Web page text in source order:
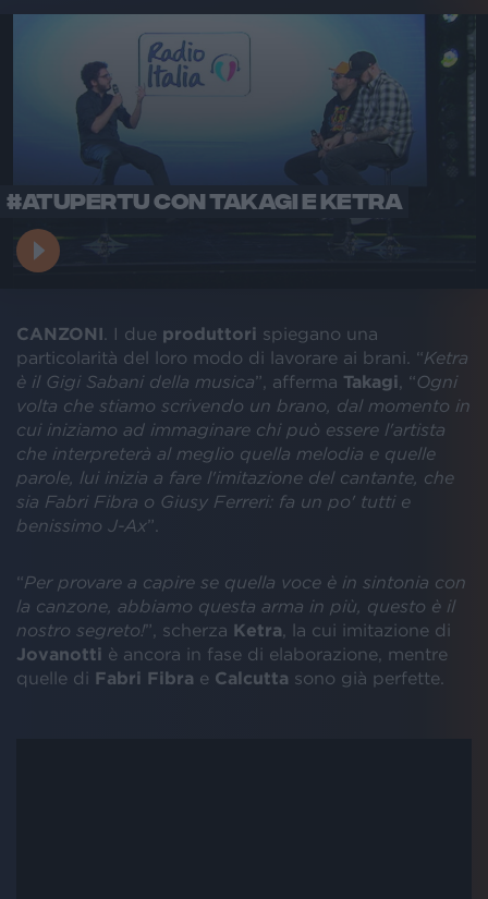
#ATUPERTU CON TAKAGI E KETRA
CANZONI . I due produttori spiegano una
particolarità del loro modo di lavorare ai brani. “Ketra
è il Gigi Sabani della musica”, afferma Takagi , “Ogni
volta che stiamo scrivendo un brano, dal momento in
cui iniziamo ad immaginare chi può essere l'artista
che interpreterà al meglio quella melodia e quelle
parole, lui inizia a fare l'imitazione del cantante, che
sia Fabri Fibra o Giusy Ferreri: fa un po' tutti e
benissimo J-Ax”.
“Per provare a capire se quella voce è in sintonia con
la canzone, abbiamo questa arma in più, questo è il
nostro segreto!”, scherza Ketra , la cui imitazione di
Jovanotti è ancora in fase di elaborazione, mentre
quelle di Fabri Fibra e Calcutta sono già perfette.